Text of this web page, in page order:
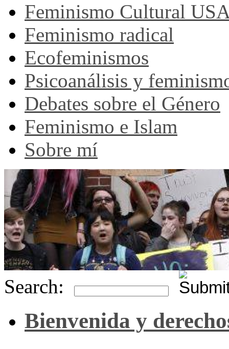
Feminismo Cultural
Feminismo radical
Ecofeminismos
Psicoanálisis y
Debates sobre el Género
Feminismo e Islam
Sobre mí
Search:
Bienvenida y